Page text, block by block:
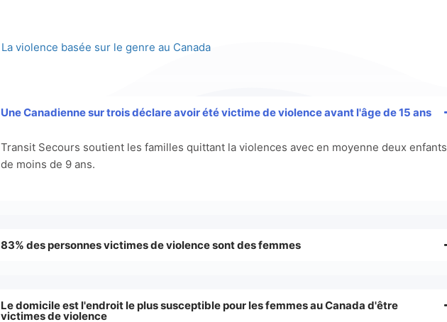
La violence basée sur le genre au Canada
Une Canadienne sur trois déclare avoir été victime de violence avant l'âge de 15 ans
Transit Secours soutient les familles quittant la violences avec en moyenne deux enfants
de moins de 9 ans.
83% des personnes victimes de violence sont des femmes
Le domicile est l'endroit le plus susceptible pour les femmes au Canada d'être
victimes de violence